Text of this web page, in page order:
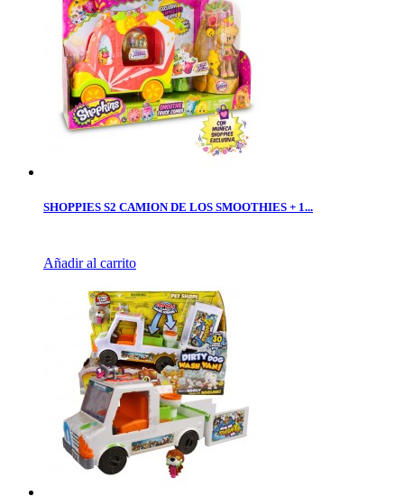
SHOPPIES S2 CAMION DE LOS SMOOTHIES + 1...
Añadir al carrito